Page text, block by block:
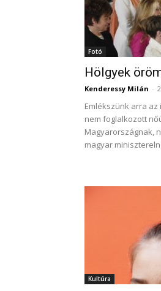
Fotó
Hölgyek
Kenderessy Milán -
Emlékszünk arra
nem foglalkozott
Magyarországnak,
magyar
Kultúra